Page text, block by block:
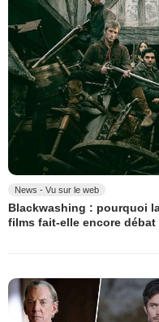
News - Vu sur le web
Blackwashing : pourquoi
films fait-elle encore débat